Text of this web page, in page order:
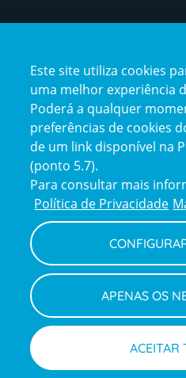
e
elogios
Policy
Política de
Declaração de
Canal de Denúncias
Este site utiliza cookies
uma melhor experiência
Poderá a qualquer
preferências de cookies
de um link disponível na
(ponto 5.7).
Para consultar mais
Política de Privacidade
APENAS OS
ACEITAR